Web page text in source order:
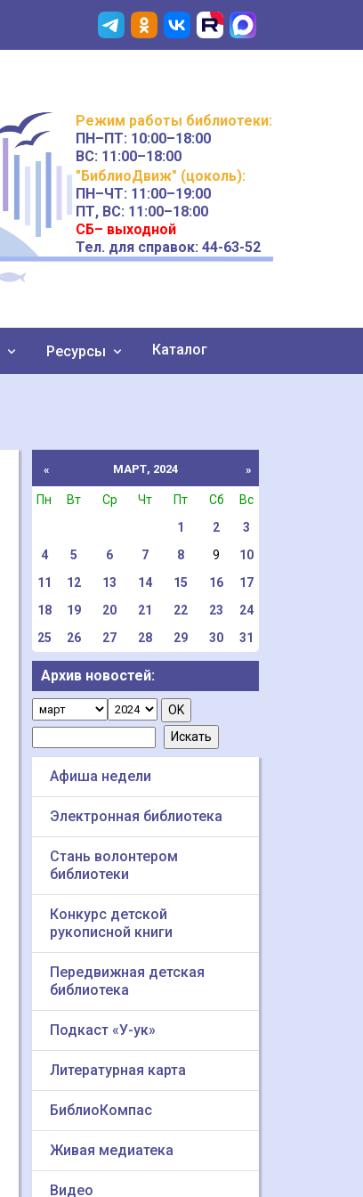
Режим работы библиотеки:
ПН–ПТ: 10:00–18:00
ВС: 11:00–18:00
"БиблиоДвиж" (цоколь):
ПН–ЧТ: 11:00–19:00
ПТ, ВС: 11:00–18:00
СБ– выходной
Тел. для справок: 44-63-52
Ресурсы Каталог
« МАРТ, 2024 »
Пн Вт Ср Чт Пт Сб
Вс
1
2
3
4
5 6 7 8 9
10
11
12 13 14 15 16
17
18
19 20 21 22 23
24
25
26 27 28 29 30 31
Архив новостей:
Афиша недели
Электронная библиотека
Стань волонтером
библиотеки
Конкурс детской
рукописной книги
Передвижная детская
библиотека
Подкаст «У-ук»
Литературная карта
БиблиоКомпас
Живая медиатека
Видео